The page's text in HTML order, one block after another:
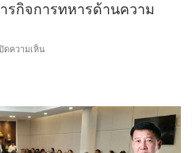
กิจการทหารด้านความ
ดความเห็น
กรรมาธิการ
กิจการ